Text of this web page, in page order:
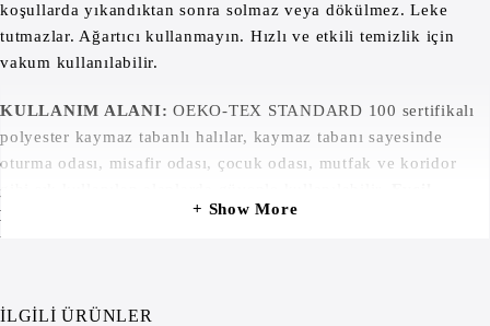
koşullarda yıkandıktan sonra solmaz veya dökülmez. Leke
tutmazlar. Ağartıcı kullanmayın. Hızlı ve etkili temizlik için
vakum kullanılabilir.
KULLANIM ALANI: OEKO-TEX STANDARD 100 sertifikalı
polyester kaymaz tabanlı halılar, kaymaz tabanı sayesinde
oturma odası, misafir odası, çocuk odası, mutfak ve koridor
Hayvan Dostudur.
Halılar, evcil hayvanlarınız için güvenle
kullanılabilir.
Show More
İLGILI ÜRÜNLER